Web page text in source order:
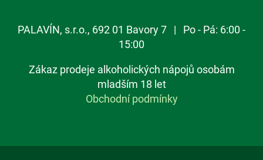
PALAVÍN, s.r.o., 692 01 Bavory 7 | Po - Pá: 6:00 -
15:00
Zákaz prodeje alkoholických nápojů osobám
mladším 18 let
Obchodní podmínky